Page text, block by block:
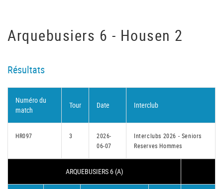
Arquebusiers 6 - Housen 2
Résultats
Numéro du
match
Tour Date Interclub
HR097 3
2026-
06-07
Interclubs 2026 - Seniors
Reserves Hommes
ARQUEBUSIERS 6 (A)